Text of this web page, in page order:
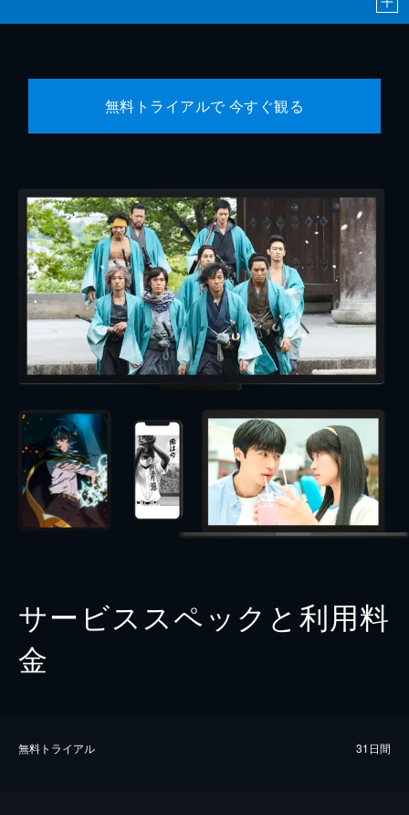
無料トライアルで 今すぐ観る
サービススペックと利用料
金
無料トライアル 31日間